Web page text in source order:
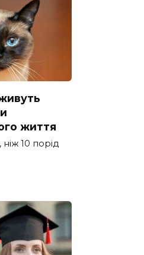
життя
10 порід